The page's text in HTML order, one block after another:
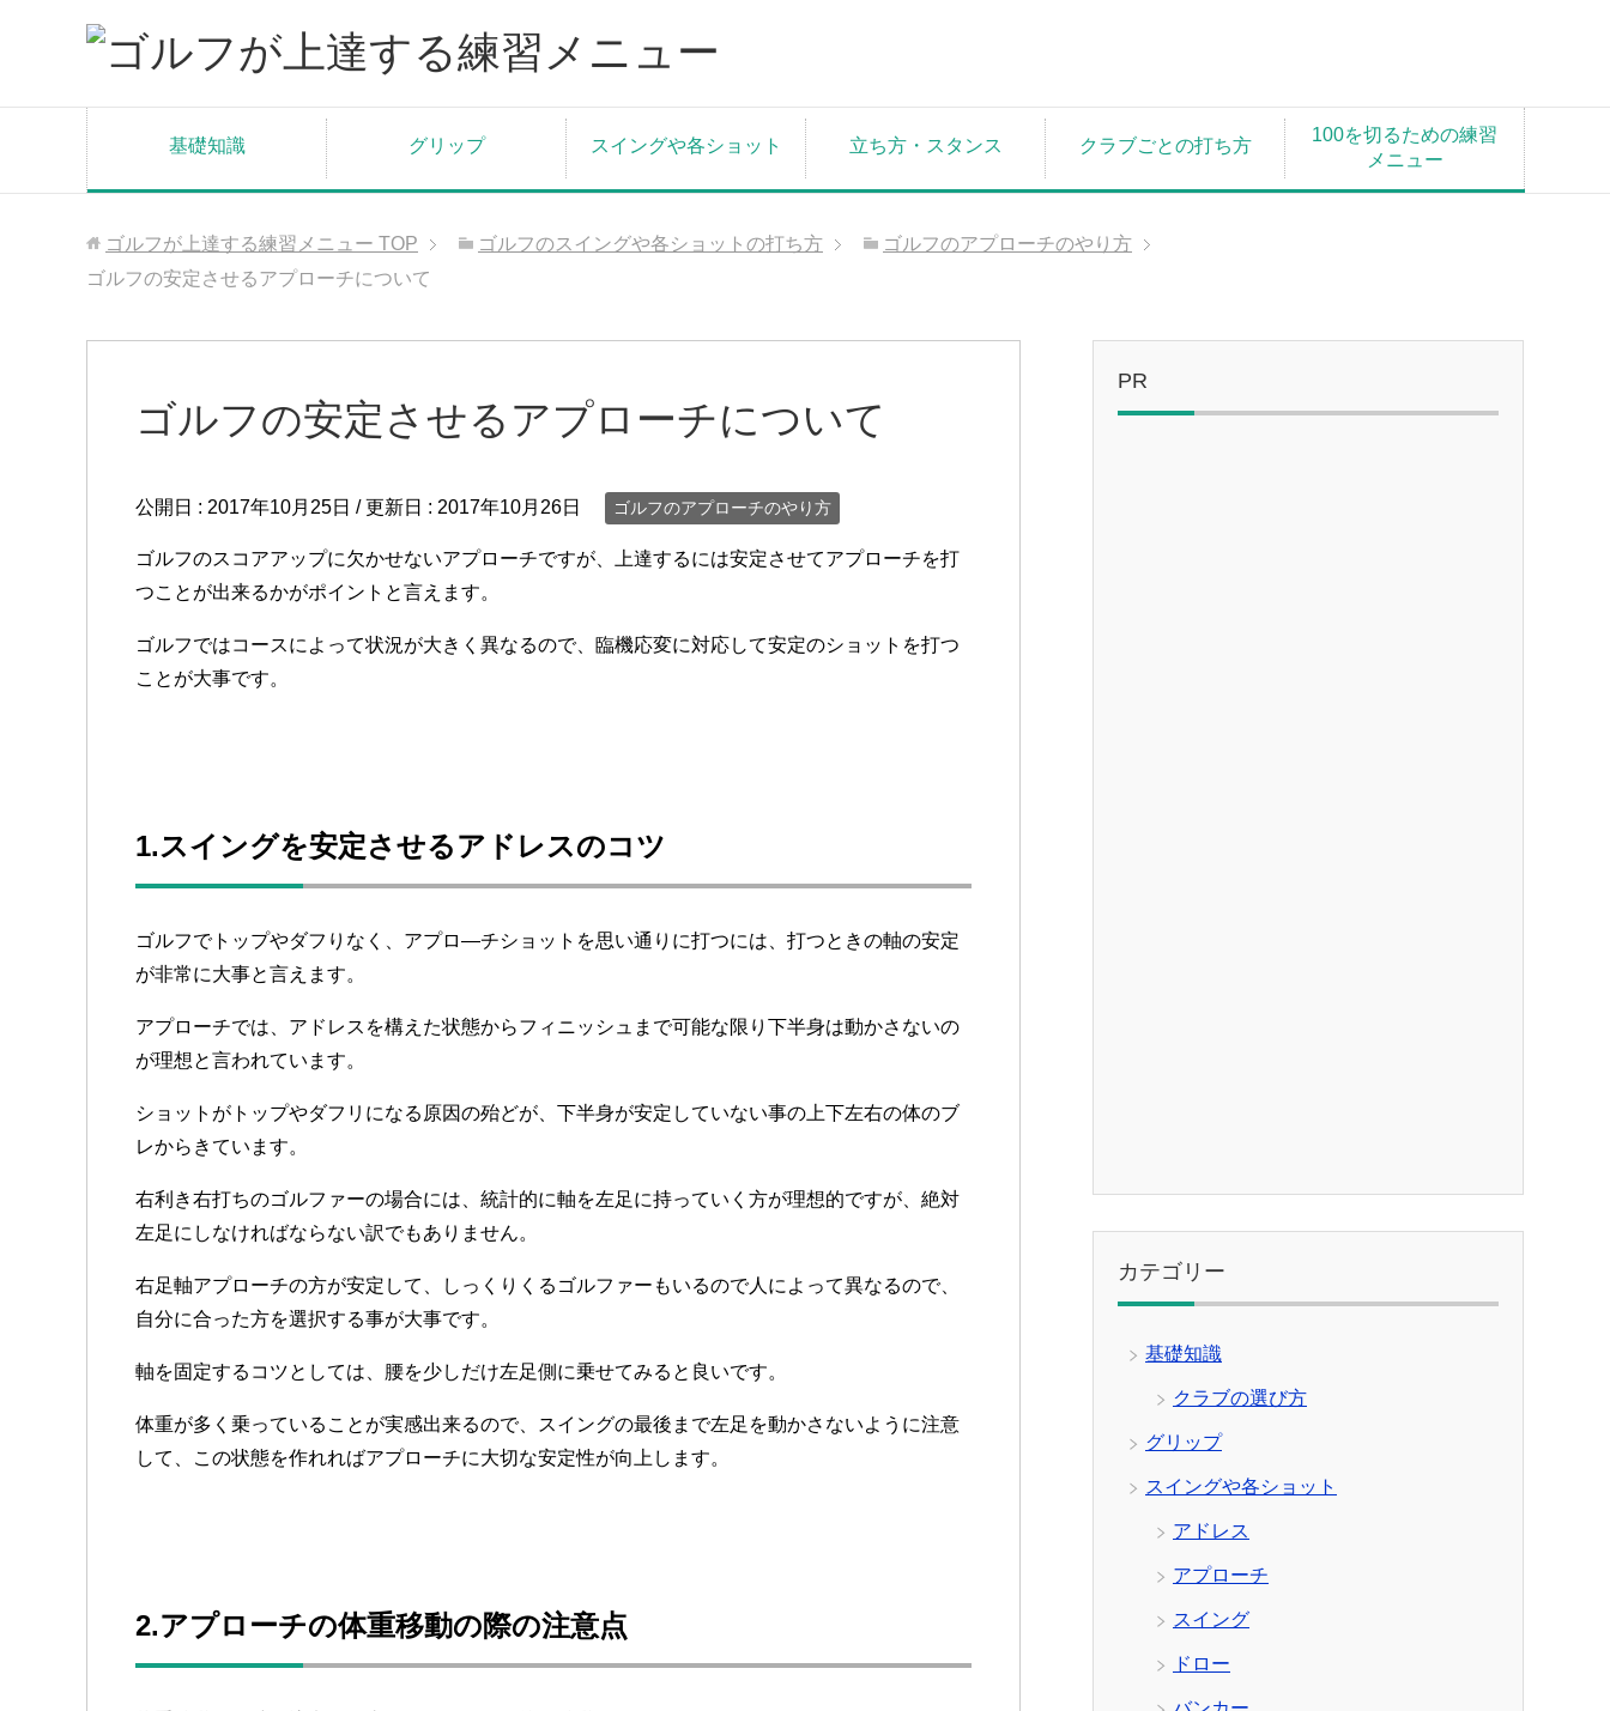
基礎知識 グリップ スイングや各ショット 立ち方・スタンス クラブごとの打ち方
100を切るための練習
メニュー
ゴルフが上達する練習メニュー TOP ゴルフのスイングや各ショットの打ち方
ゴルフのアプローチのやり方
ゴルフの安定させるアプローチについて
ゴルフの安定させるアプローチについて
公開日 : 2017年10月25日 / 更新日 : 2017年10月26日 ゴルフのアプローチのやり方
ゴルフのスコアアップに欠かせないアプローチですが、上達するには安定させてアプローチを打
つことが出来るかがポイントと言えます。
ゴルフではコースによって状況が大きく異なるので、臨機応変に対応して安定のショットを打つ
ことが大事です。
1.スイングを安定させるアドレスのコツ
ゴルフでトップやダフりなく、アプロ—チショットを思い通りに打つには、打つときの軸の安定
が非常に大事と言えます。
アプローチでは、アドレスを構えた状態からフィニッシュまで可能な限り下半身は動かさないの
が理想と言われています。
ショットがトップやダフリになる原因の殆どが、下半身が安定していない事の上下左右の体のブ
レからきています。
右利き右打ちのゴルファーの場合には、統計的に軸を左足に持っていく方が理想的ですが、絶対
左足にしなければならない訳でもありません。
右足軸アプローチの方が安定して、しっくりくるゴルファーもいるので人によって異なるので、
自分に合った方を選択する事が大事です。
軸を固定するコツとしては、腰を少しだけ左足側に乗せてみると良いです。
体重が多く乗っていることが実感出来るので、スイングの最後まで左足を動かさないように注意
して、この状態を作れればアプローチに大切な安定性が向上します。
2.アプローチの体重移動の際の注意点
PR
カテゴリー
基礎知識
クラブの選び方
グリップ
スイングや各ショット
アドレス
アプローチ
スイング
ドロー